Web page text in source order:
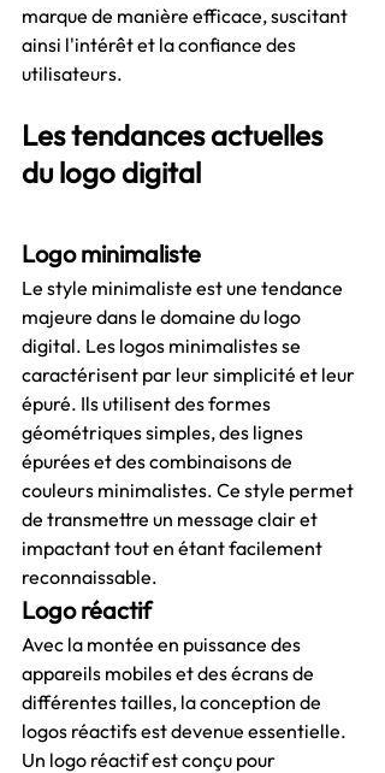
marque de manière efficace, suscitant
ainsi l'intérêt et la confiance des
utilisateurs.
Les tendances actuelles
du logo digital
Logo minimaliste
Le style minimaliste est une tendance
majeure dans le domaine du logo
digital. Les logos minimalistes se
caractérisent par leur simplicité et leur
épuré. Ils utilisent des formes
géométriques simples, des lignes
épurées et des combinaisons de
couleurs minimalistes. Ce style permet
de transmettre un message clair et
impactant tout en étant facilement
reconnaissable.
Logo réactif
Avec la montée en puissance des
appareils mobiles et des écrans de
différentes tailles, la conception de
logos réactifs est devenue essentielle.
Un logo réactif est conçu pour